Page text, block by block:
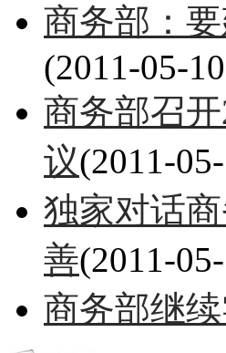
商务部：
(2011-05-
商务部召
议(2011-
独家对话
善(2011-
商务部继